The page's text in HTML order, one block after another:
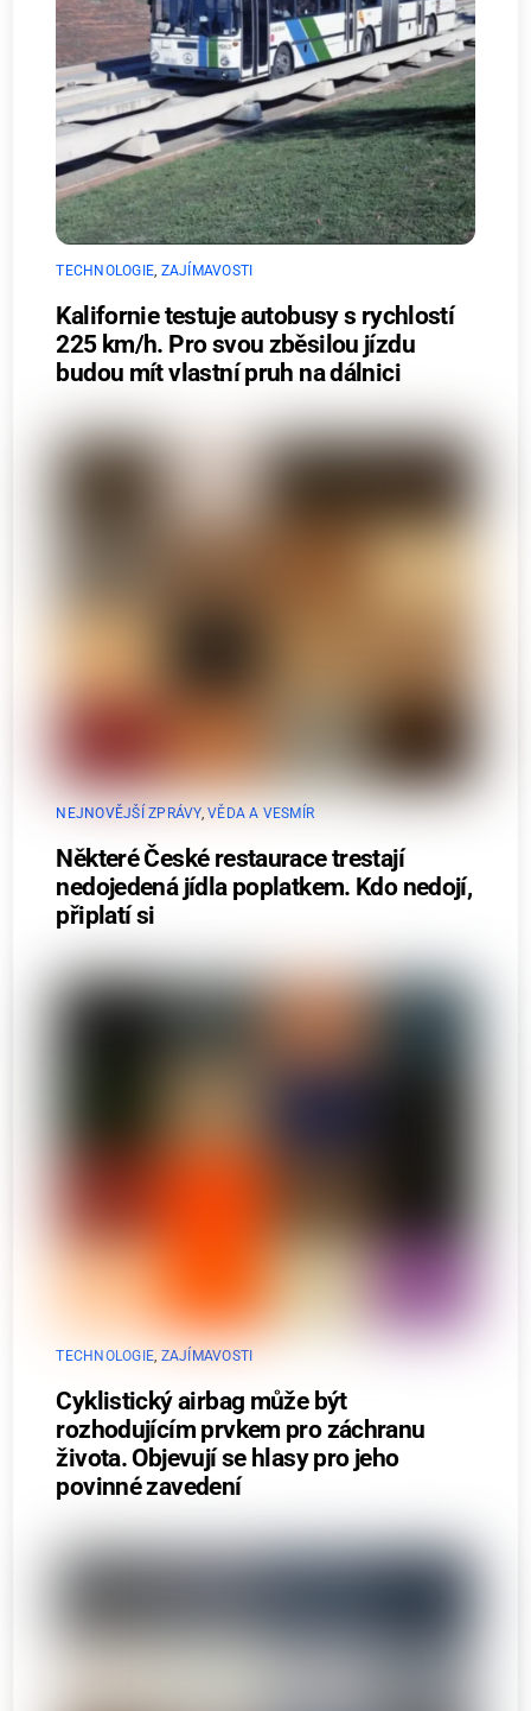
TECHNOLOGIE, ZAJÍMAVOSTI
Kalifornie testuje autobusy s rychlostí
225 km/h. Pro svou zběsilou jízdu
budou mít vlastní pruh na dálnici
NEJNOVĚJŠÍ ZPRÁVY,VĚDA A VESMÍR
Některé České restaurace trestají
nedojedená jídla poplatkem. Kdo nedojí,
připlatí si
TECHNOLOGIE, ZAJÍMAVOSTI
Cyklistický airbag může být
rozhodujícím prvkem pro záchranu
života. Objevují se hlasy pro jeho
povinné zavedení